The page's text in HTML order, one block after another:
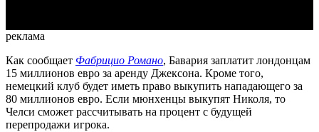
реклама
Как сообщает Фабрицио Романо, Бавария заплатит лондонцам
15 миллионов евро за аренду Джексона. Кроме того,
немецкий клуб будет иметь право выкупить нападающего за
80 миллионов евро. Если мюнхенцы выкупят Николя, то
Челси сможет рассчитывать на процент с будущей
перепродажи игрока.